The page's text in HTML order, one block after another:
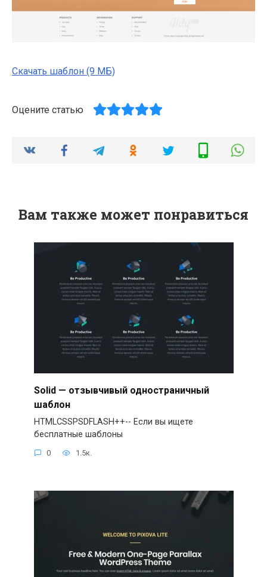
Скачать шаблон (9 МБ)
Оцените статью
Вам также может понравиться
Solid — отзывчивый одностраничный
шаблон
HTMLCSSPSDFLASH++-- Если вы ищете
бесплатные шаблоны
0 1.5к.